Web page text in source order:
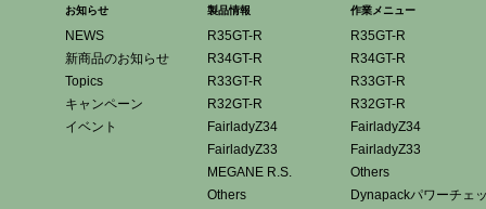
お知らせ
NEWS
新商品のお知らせ
Topics
キャンペーン
イベント
製品情報
R35GT-R
R34GT-R
R33GT-R
R32GT-R
FairladyZ34
FairladyZ33
MEGANE R.S.
Others
作業メニュー
R35GT-R
R34GT-R
R33GT-R
R32GT-R
FairladyZ34
FairladyZ33
Others
Dynapackパワーチェ